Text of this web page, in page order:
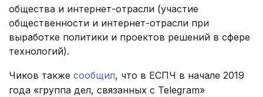
общества и интернет-отрасли (участие
общественности и интернет-отрасли при
выработке политики и проектов решений в сфере
технологий).
Чиков также сообщил, что в ЕСПЧ в начале 2019
года «группа дел, связанных с Telegram»